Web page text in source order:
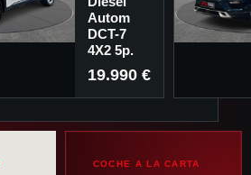
Autom
DCT-7
4X2 5p.
19.990 €
COCHE A LA CARTA